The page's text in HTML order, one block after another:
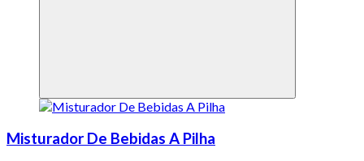
Misturador De Bebidas A Pilha